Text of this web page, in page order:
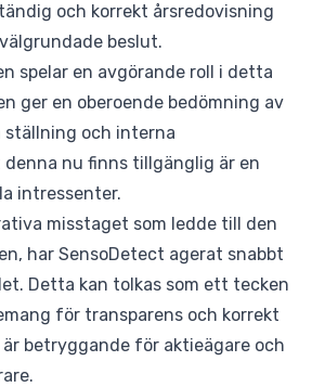
och korrekt årsredovisning
beslut.
spelar en avgörande roll i detta
ger en oberoende bedömning av
ställning och interna
nu finns tillgänglig är en
intressenter.
misstaget som ledde till den
har SensoDetect agerat snabbt
Detta kan tolkas som ett tecken
för transparens och korrekt
betryggande för aktieägare och